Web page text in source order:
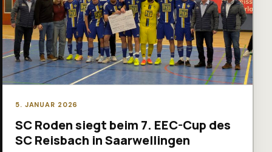
5. JANUAR 2026
SC Roden siegt beim 7. EEC-Cup des
SC Reisbach in Saarwellingen